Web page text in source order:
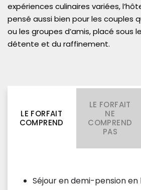
expériences culinaires variées,
pensé aussi bien pour les couples
ou les groupes d’amis, placé sous
détente et du raffinement.
LE FORFAIT
COMPREND
LE FORFAIT
NE
COMPREND
PAS
Séjour en demi-pension en